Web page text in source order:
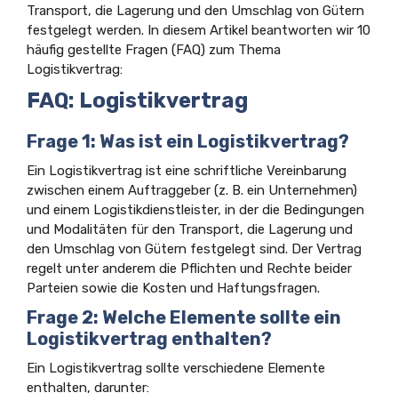
Transport, die Lagerung und den Umschlag von Gütern
festgelegt werden. In diesem Artikel beantworten wir 10
häufig gestellte Fragen (FAQ) zum Thema
Logistikvertrag:
FAQ: Logistikvertrag
Frage 1: Was ist ein Logistikvertrag?
Ein Logistikvertrag ist eine schriftliche Vereinbarung
zwischen einem Auftraggeber (z. B. ein Unternehmen)
und einem Logistikdienstleister, in der die Bedingungen
und Modalitäten für den Transport, die Lagerung und
den Umschlag von Gütern festgelegt sind. Der Vertrag
regelt unter anderem die Pflichten und Rechte beider
Parteien sowie die Kosten und Haftungsfragen.
Frage 2: Welche Elemente sollte ein
Logistikvertrag enthalten?
Ein Logistikvertrag sollte verschiedene Elemente
enthalten, darunter: